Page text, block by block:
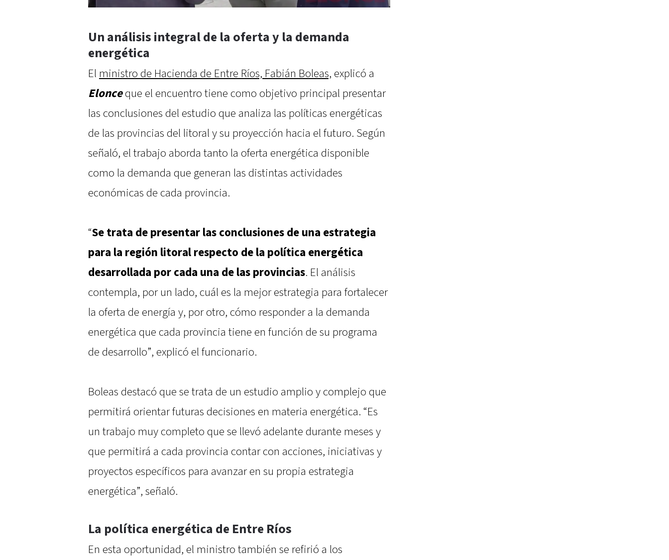
Un análisis integral de la oferta y la demanda
energética
El ministro de Hacienda de Entre Ríos, Fabián Boleas, explicó a
Elonceque el encuentro tiene como objetivo principal presentar
las conclusiones del estudio que analiza las políticas energéticas
de las provincias del litoral y su proyección hacia el futuro. Según
señaló, el trabajo aborda tanto la oferta energética disponible
como la demanda que generan las distintas actividades
económicas de cada provincia.
“Se trata de presentar las conclusiones de una estrategia
para la región litoral respecto de la política energética
desarrollada por cada una de las provincias. El análisis
contempla, por un lado, cuál es la mejor estrategia para fortalecer
la oferta de energía y, por otro, cómo responder a la demanda
energética que cada provincia tiene en función de su programa
de desarrollo”, explicó el funcionario.
Boleas destacó que se trata de un estudio amplio y complejo que
permitirá orientar futuras decisiones en materia energética. “Es
un trabajo muy completo que se llevó adelante durante meses y
que permitirá a cada provincia contar con acciones, iniciativas y
proyectos específicos para avanzar en su propia estrategia
energética”, señaló.
La política energética de Entre Ríos
En esta oportunidad, el ministro también se refirió a los